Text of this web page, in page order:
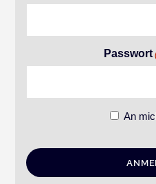
Passwort
An